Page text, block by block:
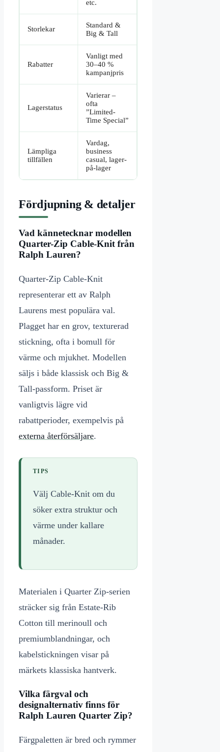
etc.
Storlekar
Standard &
Big & Tall
Rabatter
Vanligt med
30–40 %
kampanjpris
Lagerstatus
Varierar –
ofta
”Limited-
Time Special”
Lämpliga
tillfällen
Vardag,
business
casual, lager-
på-lager
Fördjupning & detaljer
Vad kännetecknar modellen
Quarter-Zip Cable-Knit från
Ralph Lauren?
Quarter-Zip Cable-Knit
representerar ett av Ralph
Laurens mest populära val.
Plagget har en grov, texturerad
stickning, ofta i bomull för
värme och mjukhet. Modellen
säljs i både klassisk och Big &
Tall-passform. Priset är
vanligtvis lägre vid
rabattperioder, exempelvis på
externa återförsäljare.
TIPS
Välj Cable-Knit om du
söker extra struktur och
värme under kallare
månader.
Materialen i Quarter Zip-serien
sträcker sig från Estate-Rib
Cotton till merinoull och
premiumblandningar, och
kabelstickningen visar på
märkets klassiska hantverk.
Vilka färgval och
designalternativ finns för
Ralph Lauren Quarter Zip?
Färgpaletten är bred och rymmer